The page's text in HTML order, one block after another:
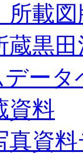
所載
蔵黒
ータ
資料
真資